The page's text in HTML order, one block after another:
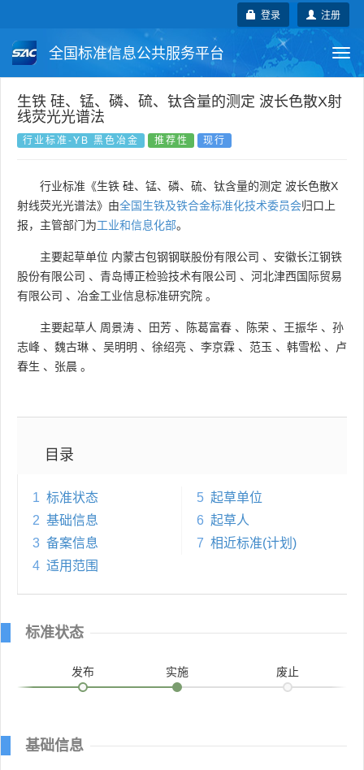
注册
登录
全国标准信息公共服务平台
国家标准 行业标准 地方标准
团体标准 企业标准
国外标准 技术委员会
生铁 硅、锰、磷、硫、钛含量的测定 波长色散X射
线荧光光谱法
行业标准-YB 黑色冶金 推荐性 现行
行业标准《生铁 硅、锰、磷、硫、钛含量的测定 波长色散X
射线荧光光谱法》由全国生铁及铁合金标准化技术委员会归口上
报，主管部门为工业和信息化部。
主要起草单位 内蒙古包钢钢联股份有限公司 、 安徽长江钢铁
股份有限公司 、 青岛博正检验技术有限公司 、 河北津西国际贸易
有限公司 、 冶金工业信息标准研究院 。
主要起草人 周景涛 、 田芳 、 陈葛富春 、 陈荣 、 王振华 、 孙
志峰 、 魏古琳 、 吴明明 、 徐绍亮 、 李京霖 、 范玉 、 韩雪松 、
卢
春生 、 张晨 。
目录
1 标准状态
2 基础信息
3 备案信息
4 适用范围
5 起草单位
6 起草人
7 相近标准(计划)
标准状态
发布 实施 废止
基础信息